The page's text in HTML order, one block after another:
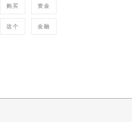
购买 资金
这个 金融